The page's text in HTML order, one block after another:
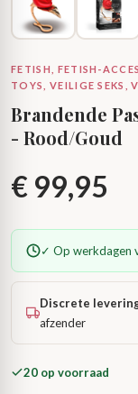
FETISH, FETISH-
TOYS, VEILIGE SEKS,
Brandende
- Rood/Goud
€ 99,95
✓ Op werkdagen
Discrete
afzender
20 op voorraad